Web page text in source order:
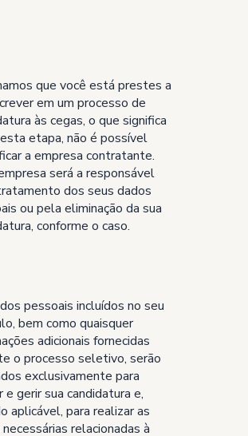
que você está prestes a
em um processo de
às cegas, o que significa
etapa, não é possível
a empresa contratante.
será a responsável
dos seus dados
ou pela eliminação da sua
conforme o caso.
pessoais incluídos no seu
bem como quaisquer
adicionais fornecidas
o processo seletivo, serão
exclusivamente para
e gerir sua candidatura e,
aplicável, para realizar as
relacionadas à